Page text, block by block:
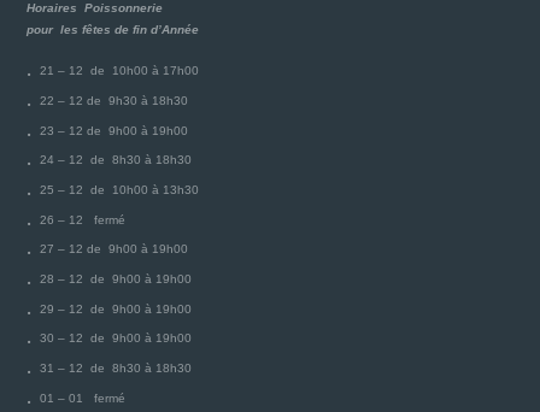
Horaires Poissonnerie
pour les fêtes de fin d’Année
21 – 12 de 10h00 à 17h00
22 – 12 de 9h30 à 18h30
23 – 12 de 9h00 à 19h00
24 – 12 de 8h30 à 18h30
25 – 12 de 10h00 à 13h30
26 – 12 fermé
27 – 12 de 9h00 à 19h00
28 – 12 de 9h00 à 19h00
29 – 12 de 9h00 à 19h00
30 – 12 de 9h00 à 19h00
31 – 12 de 8h30 à 18h30
01 – 01 fermé